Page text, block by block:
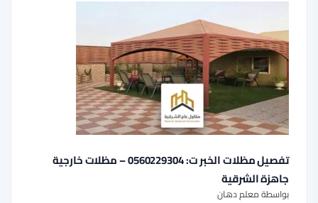
تفصيل مظلات الخبر ت: 0560229304 – مظلات خارجية
جاهزة الشرقية
بواسطة معلم دهان